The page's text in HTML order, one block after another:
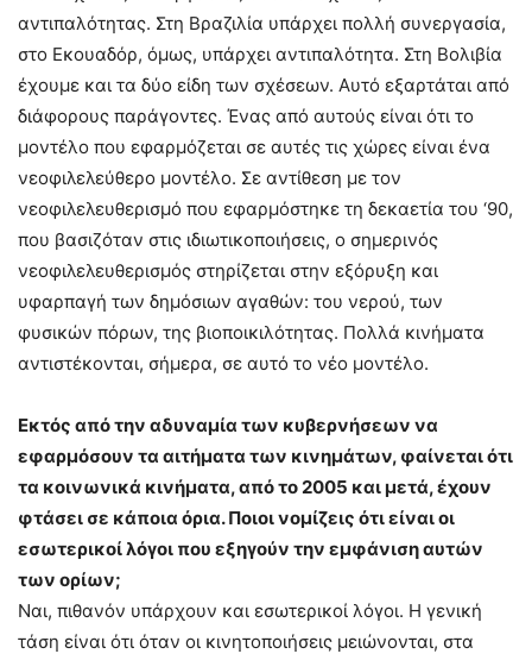
αντιπαλότητας. Στη Βραζιλία υπάρχει πολλή συνεργασία,
στο Εκουαδόρ, όμως, υπάρχει αντιπαλότητα. Στη Βολιβία
έχουμε και τα δύο είδη των σχέσεων. Αυτό εξαρτάται από
διάφορους παράγοντες. Ένας από αυτούς είναι ότι το
μοντέλο που εφαρμόζεται σε αυτές τις χώρες είναι ένα
νεοφιλελεύθερο μοντέλο. Σε αντίθεση με τον
νεοφιλελευθερισμό που εφαρμόστηκε τη δεκαετία του ‘90,
που βασιζόταν στις ιδιωτικοποιήσεις, ο σημερινός
νεοφιλελευθερισμός στηρίζεται στην εξόρυξη και
υφαρπαγή των δημόσιων αγαθών: του νερού, των
φυσικών πόρων, της βιοποικιλότητας. Πολλά κινήματα
αντιστέκονται, σήμερα, σε αυτό το νέο μοντέλο.
Εκτός από την αδυναμία των κυβερνήσεων να
εφαρμόσουν τα αιτήματα των κινημάτων, φαίνεται ότι
τα κοινωνικά κινήματα, από το 2005 και μετά, έχουν
φτάσει σε κάποια όρια. Ποιοι νομίζεις ότι είναι οι
εσωτερικοί λόγοι που εξηγούν την εμφάνιση αυτών
των ορίων;
Ναι, πιθανόν υπάρχουν και εσωτερικοί λόγοι. Η γενική
τάση είναι ότι όταν οι κινητοποιήσεις μειώνονται, στα